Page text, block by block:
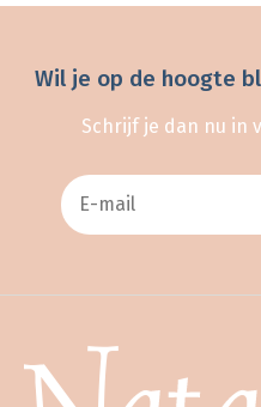
Wil je op de hoogte
Schrijf je dan nu in